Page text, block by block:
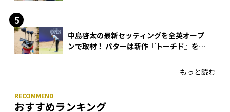
中島啓太の最新セッティングを全英オープ
ンで取材！ パターは新作『トーチド』を投
もっと読む
おすすめランキング